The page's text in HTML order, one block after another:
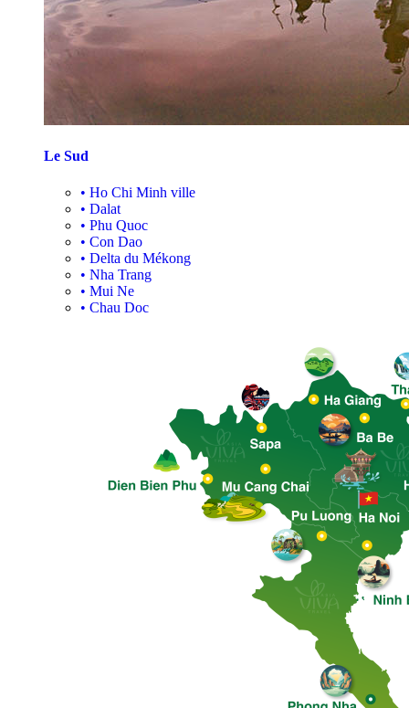
Le Sud
• Ho Chi Minh ville
• Dalat
• Phu Quoc
• Con Dao
• Delta du Mékong
• Nha Trang
• Mui Ne
• Chau Doc